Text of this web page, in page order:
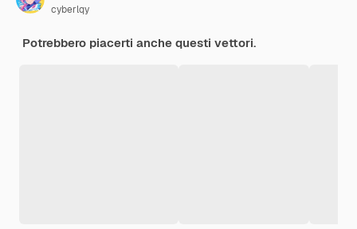
cyberlqy
Potrebbero piacerti anche questi vettori.